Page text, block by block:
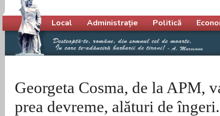
Georgeta Cosma, de la APM,
prea devreme, alături de
Meniu principal
Local Administrație Politică